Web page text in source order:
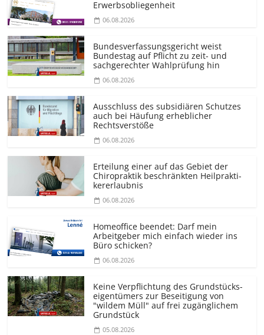
Erwerbsobliegenheit
06.08.2026
Bundesver­fassungsgericht weist
Bundestag auf Pflicht zu zeit- und
sachgerechter Wahlprüfung hin
06.08.2026
Ausschluss des subsidiären Schutzes
auch bei Häufung erheblicher
Rechtsverstöße
06.08.2026
Erteilung einer auf das Gebiet der
Chiropraktik beschränkten Heilprakti­
kererlaubnis
06.08.2026
Homeoffice beendet: Darf mein
Arbeitgeber mich einfach wieder ins
Büro schicken?
06.08.2026
Keine Verpflichtung des Grundstücks­
eigentümers zur Beseitigung von
"wildem Müll" auf frei zugänglichem
Grundstück
05.08.2026